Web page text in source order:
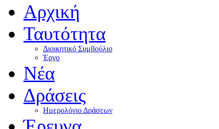
Αρχική
Ταυτότητα
Διοικητικό Συμβούλιο
Έργο
Νέα
Δράσεις
Ημερολόγιο Δράσεων